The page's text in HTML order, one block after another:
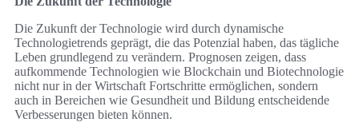
Die Zukunft der Technologie wird durch dynamische
Technologietrends geprägt, die das Potenzial haben, das tägliche
Leben grundlegend zu verändern. Prognosen zeigen, dass
aufkommende Technologien wie Blockchain und Biotechnologie
nicht nur in der Wirtschaft Fortschritte ermöglichen, sondern
auch in Bereichen wie Gesundheit und Bildung entscheidende
Verbesserungen bieten können.